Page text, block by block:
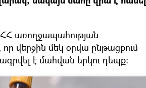
ՀՀ առողջապահության
որ վերջին մեկ օրվա ընթացքում
է մահվան երկու դեպք։